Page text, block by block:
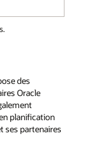
des
Oracle
planification
ses partenaires